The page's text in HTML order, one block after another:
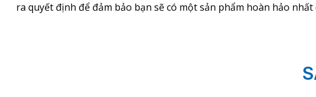
ra quyết định để đảm bảo bạn sẽ có một sản phẩm hoàn hảo